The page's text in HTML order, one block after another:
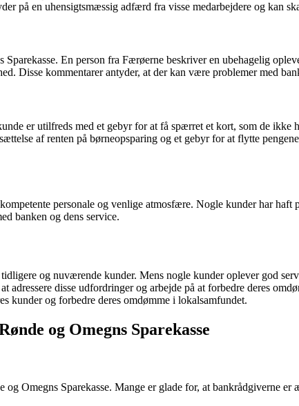
på en uhensigtsmæssig adfærd fra visse medarbejdere og kan
En person fra Færøerne beskriver en ubehagelig
Disse kommentarer antyder, at der kan være problemer med
er utilfreds med et gebyr for at få spærret et kort, som de ikke
af renten på børneopsparing og et gebyr for at flytte
personale og venlige atmosfære. Nogle kunder har
banken og dens service.
og nuværende kunder. Mens nogle kunder oplever god
disse udfordringer og arbejde på at forbedre deres
kunder og forbedre deres omdømme i lokalsamfundet.
og Omegns Sparekasse
Omegns Sparekasse. Mange er glade for, at bankrådgiverne